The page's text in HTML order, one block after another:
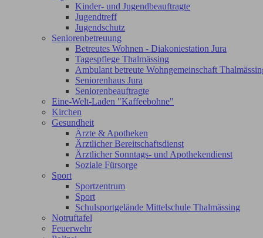
Kinder- und Jugendbeauftragte
Jugendtreff
Jugendschutz
Seniorenbetreuung
Betreutes Wohnen - Diakoniestation Jura
Tagespflege Thalmässing
Ambulant betreute Wohngemeinschaft
Seniorenhaus Jura
Seniorenbeauftragte
Eine-Welt-Laden "Kaffeebohne"
Kirchen
Gesundheit
Ärzte & Apotheken
Ärztlicher Bereitschaftsdienst
Ärztlicher Sonntags- und Apothekendienst
Soziale Fürsorge
Sport
Sportzentrum
Sport
Schulsportgelände Mittelschule Thalmässing
Notruftafel
Feuerwehr